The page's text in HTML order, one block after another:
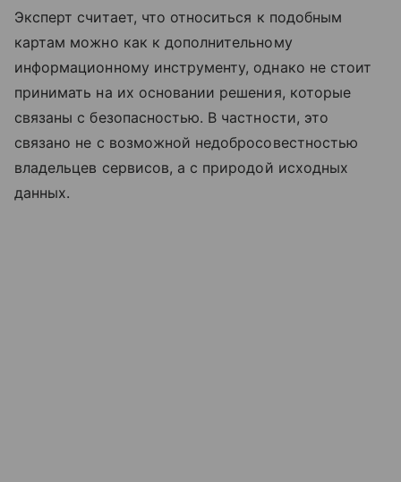
Эксперт считает, что относиться к подобным
картам можно как к дополнительному
информационному инструменту, однако не стоит
принимать на их основании решения, которые
связаны с безопасностью. В частности, это
связано не с возможной недобросовестностью
владельцев сервисов, а с природой исходных
данных.